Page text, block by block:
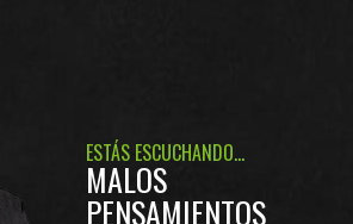
ESTÁS ESCUCHANDO...
MALOS
PENSAMIENTOS